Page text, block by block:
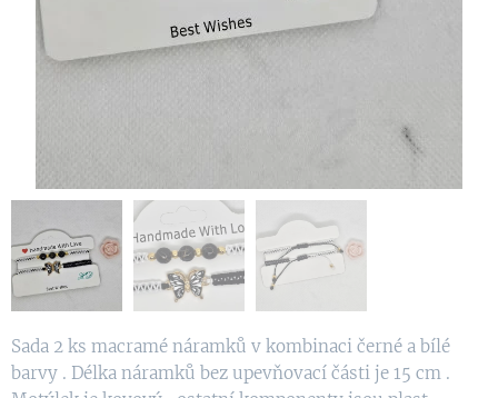
Sada 2 ks macramé náramků v kombinaci černé a bílé
barvy . Délka náramků bez upevňovací části je 15 cm .